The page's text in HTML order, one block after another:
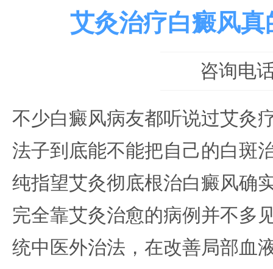
艾灸治疗白癜风真
咨询电
不少白癜风病友都听说过艾灸
法子到底能不能把自己的白斑
纯指望艾灸彻底根治白癜风确
完全靠艾灸治愈的病例并不多
统中医外治法，在改善局部血